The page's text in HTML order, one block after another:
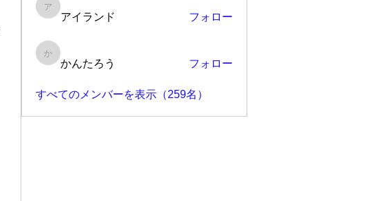
アイランド
アイランド フォロー
かんたろう
かんたろう フォロー
すべてのメンバーを表示（259名）